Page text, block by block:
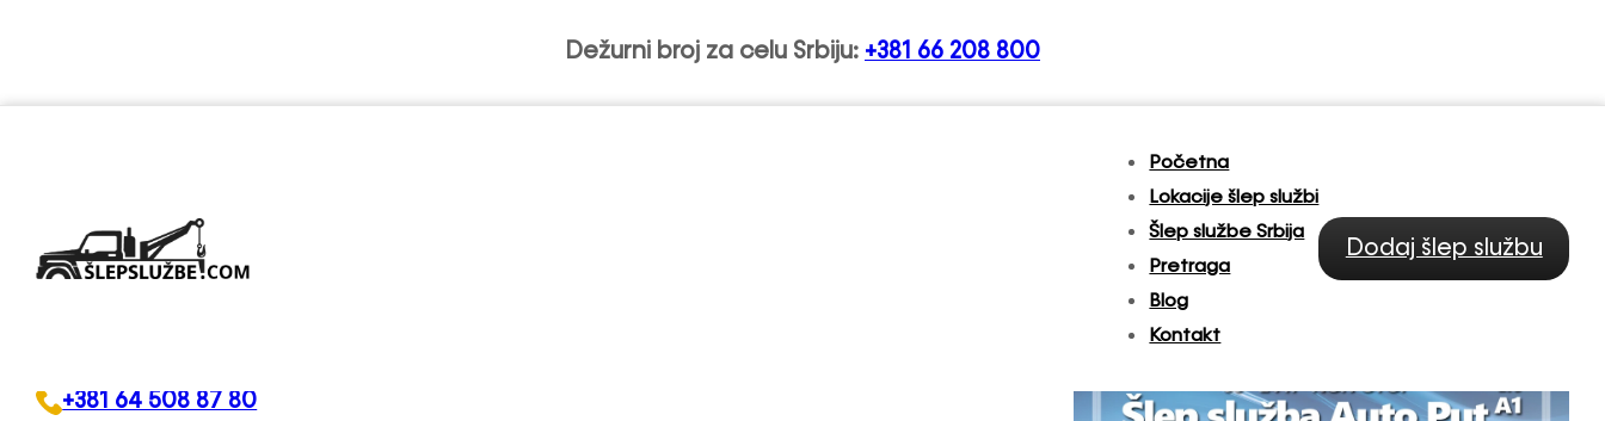
Dežurni broj za celu Srbiju: +381 66 208 800
Početna
Lokacije šlep službi
Šlep službe Srbija
Pretraga
Blog
Kontakt
Dodaj šlep službu
+381 64 508 87 80